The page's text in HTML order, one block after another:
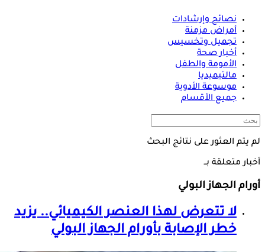
نصائح وإرشادات
أمراض مزمنة
تجميل وتخسيس
أخبار صحة
الأمومة والطفل
مالتيميديا
موسوعة الأدوية
جميع الأقسام
لم يتم العثور على نتائج البحث
أخبار متعلقة بــ
أورام الجهاز البولي
لا تتعرض لهذا العنصر الكيميائي.. يزيد
خطر الإصابة بأورام الجهاز البولي